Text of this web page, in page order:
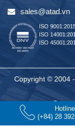
sales@atad.vn
ISO
ISO
ISO
Copyright © 2004
(+84) 28